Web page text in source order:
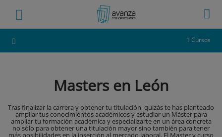
1 Cursos
Masters en León
Tras finalizar la carrera y obtener tu titulación, quizás te has planteado
ampliar tus conocimientos académicos y estudiar un Máster para
ampliar tu formación académica y especializarte en un área concreta
no sólo para obtener una titulación mayor sino también para tener
más posibilidades en la inserción al mercado laboral. El Master y curso